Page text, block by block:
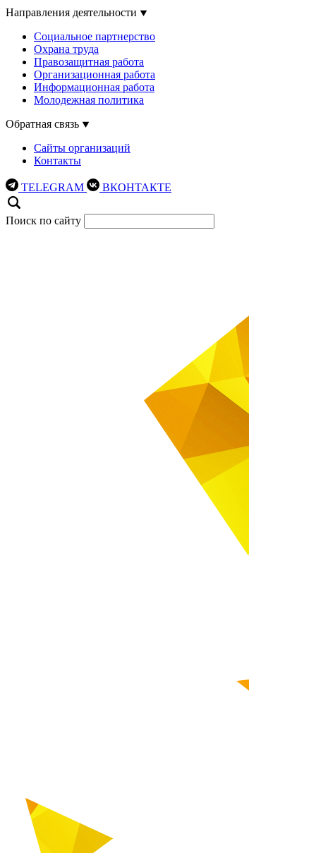
Направления деятельности
Социальное партнерство
Охрана труда
Правозащитная работа
Организационная работа
Информационная работа
Молодежная политика
Обратная связь
Сайты организаций
Контакты
TELEGRAM ВКОНТАКТЕ
Поиск по сайту